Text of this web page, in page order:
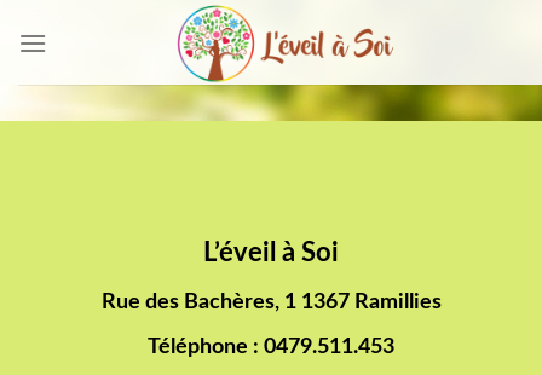
L’éveil à Soi
Rue des Bachères, 1 1367 Ramillies
Téléphone : 0479.511.453